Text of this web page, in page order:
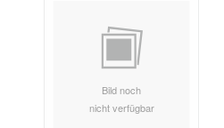
Bild noch
nicht verfügbar